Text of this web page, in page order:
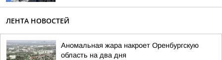
ЛЕНТА НОВОСТЕЙ
Аномальная жара накроет Оренбургскую
область на два дня